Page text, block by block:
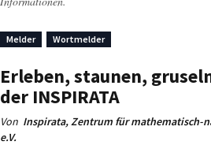
Melder Wortmelder
Erleben, staunen,
der INSPIRATA
Von Inspirata, Zentrum für mathematisch-
e.V.